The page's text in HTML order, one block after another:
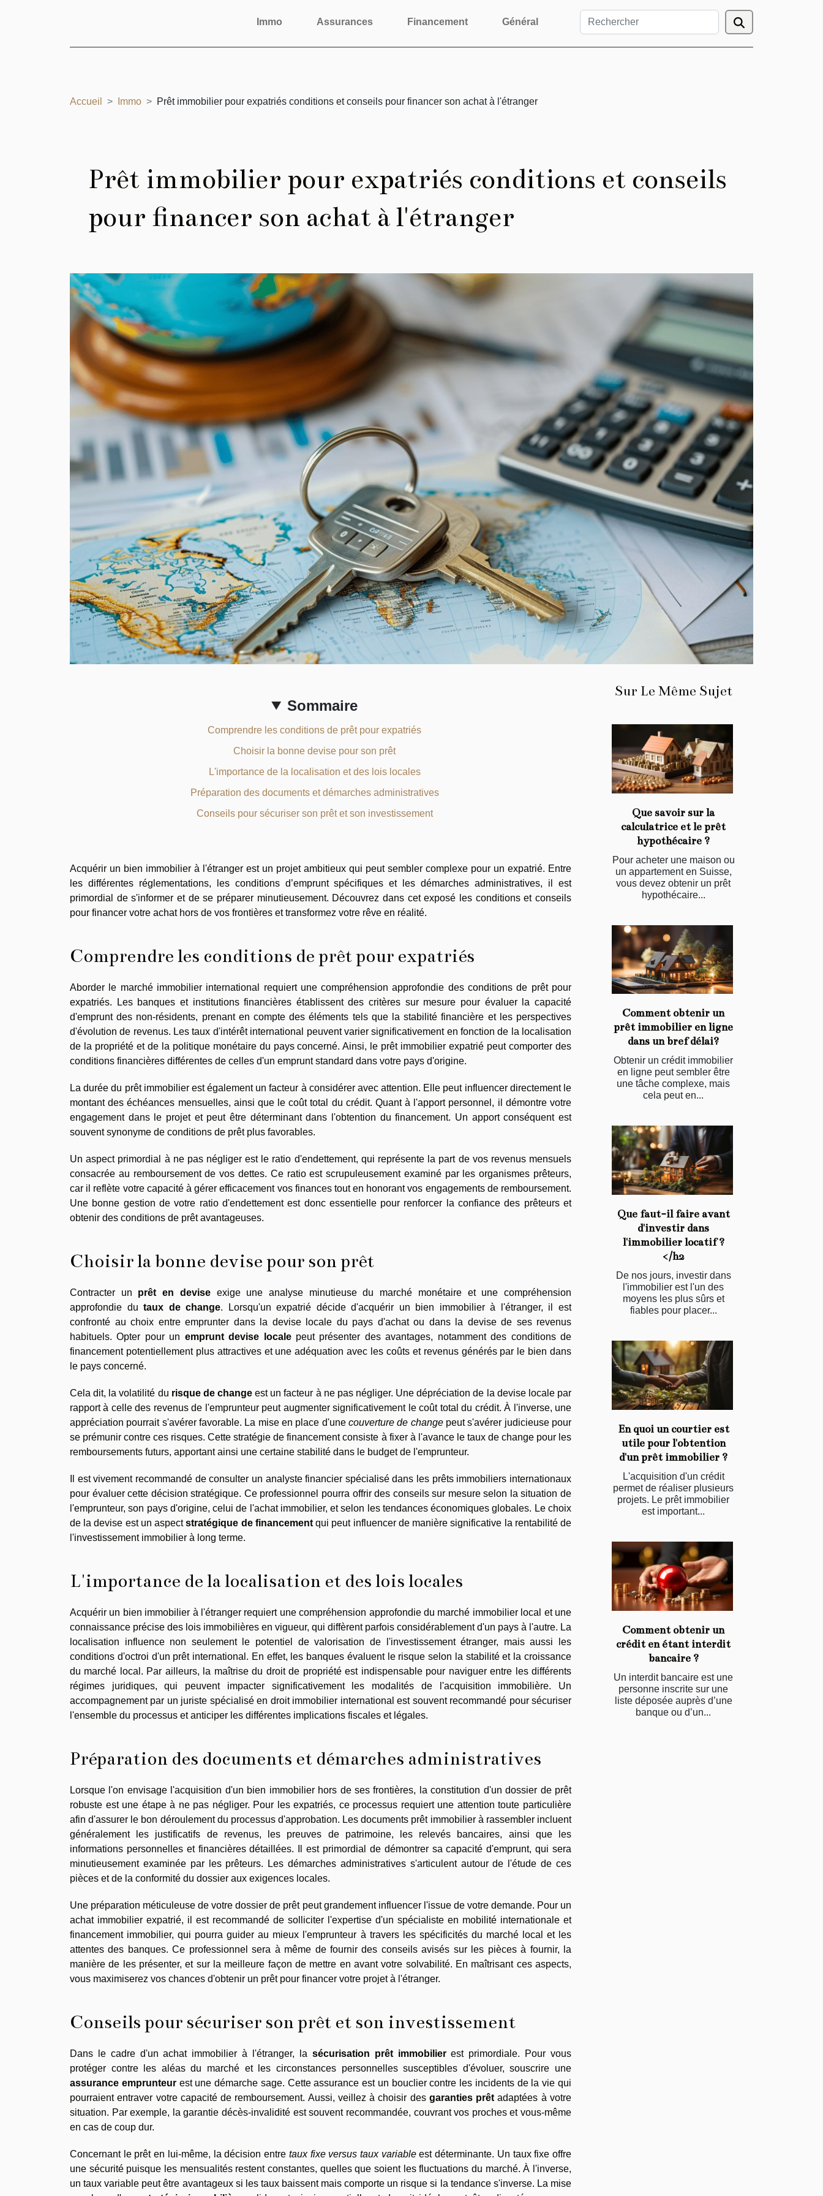
Immo Assurances Financement Général
Accueil Immo Prêt immobilier pour expatriés conditions et conseils pour financer son achat à l'étranger
Prêt immobilier pour expatriés conditions et conseils
pour financer son achat à l'étranger
Sommaire
Comprendre les conditions de prêt pour expatriés
Choisir la bonne devise pour son prêt
L'importance de la localisation et des lois locales
Préparation des documents et démarches administratives
Conseils pour sécuriser son prêt et son investissement
Acquérir un bien immobilier à l'étranger est un projet ambitieux qui peut sembler complexe pour un expatrié. Entre
les différentes réglementations, les conditions d’emprunt spécifiques et les démarches administratives, il est
primordial de s'informer et de se préparer minutieusement. Découvrez dans cet exposé les conditions et conseils
pour financer votre achat hors de vos frontières et transformez votre rêve en réalité.
Comprendre les conditions de prêt pour expatriés
Aborder le marché immobilier international requiert une compréhension approfondie des conditions de prêt pour
expatriés. Les banques et institutions financières établissent des critères sur mesure pour évaluer la capacité
d'emprunt des non-résidents, prenant en compte des éléments tels que la stabilité financière et les perspectives
d'évolution de revenus. Les taux d'intérêt international peuvent varier significativement en fonction de la localisation
de la propriété et de la politique monétaire du pays concerné. Ainsi, le prêt immobilier expatrié peut comporter des
conditions financières différentes de celles d'un emprunt standard dans votre pays d'origine.
La durée du prêt immobilier est également un facteur à considérer avec attention. Elle peut influencer directement le
montant des échéances mensuelles, ainsi que le coût total du crédit. Quant à l'apport personnel, il démontre votre
engagement dans le projet et peut être déterminant dans l'obtention du financement. Un apport conséquent est
souvent synonyme de conditions de prêt plus favorables.
Un aspect primordial à ne pas négliger est le ratio d'endettement, qui représente la part de vos revenus mensuels
consacrée au remboursement de vos dettes. Ce ratio est scrupuleusement examiné par les organismes prêteurs,
car il reflète votre capacité à gérer efficacement vos finances tout en honorant vos engagements de remboursement.
Une bonne gestion de votre ratio d'endettement est donc essentielle pour renforcer la confiance des prêteurs et
obtenir des conditions de prêt avantageuses.
Choisir la bonne devise pour son prêt
Contracter un prêt en deviseexige une analyse minutieuse du marché monétaire et une compréhension
approfondie dutaux de change. Lorsqu'un expatrié décide d'acquérir un bien immobilier à l'étranger, il est
confronté au choix entre emprunter dans la devise locale du pays d'achat ou dans la devise de ses revenus
habituels. Opter pour un emprunt devise localepeut présenter des avantages, notamment des conditions de
financement potentiellement plus attractives et une adéquation avec les coûts et revenus générés par le bien dans
le pays concerné.
Cela dit, la volatilité du risque de change est un facteur à ne pas négliger. Une dépréciation de la devise locale par
rapport à celle des revenus de l'emprunteur peut augmenter significativement le coût total du crédit. À l'inverse, une
appréciation pourrait s'avérer favorable. La mise en place d'une couverture de changepeut s'avérer judicieuse pour
se prémunir contre ces risques. Cette stratégie de financement consiste à fixer à l'avance le taux de change pour les
remboursements futurs, apportant ainsi une certaine stabilité dans le budget de l'emprunteur.
Il est vivement recommandé de consulter un analyste financier spécialisé dans les prêts immobiliers internationaux
pour évaluer cette décision stratégique. Ce professionnel pourra offrir des conseils sur mesure selon la situation de
l'emprunteur, son pays d'origine, celui de l'achat immobilier, et selon les tendances économiques globales. Le choix
de la devise est un aspectstratégique de financementqui peut influencer de manière significative la rentabilité de
l'investissement immobilier à long terme.
L'importance de la localisation et des lois locales
Acquérir un bien immobilier à l'étranger requiert une compréhension approfondie du marché immobilier local et une
connaissance précise des lois immobilières en vigueur, qui diffèrent parfois considérablement d'un pays à l'autre. La
localisation influence non seulement le potentiel de valorisation de l'investissement étranger, mais aussi les
conditions d'octroi d'un prêt international. En effet, les banques évaluent le risque selon la stabilité et la croissance
du marché local. Par ailleurs, la maîtrise du droit de propriété est indispensable pour naviguer entre les différents
régimes juridiques, qui peuvent impacter significativement les modalités de l'acquisition immobilière. Un
accompagnement par un juriste spécialisé en droit immobilier international est souvent recommandé pour sécuriser
l'ensemble du processus et anticiper les différentes implications fiscales et légales.
Préparation des documents et démarches administratives
Lorsque l'on envisage l'acquisition d'un bien immobilier hors de ses frontières, la constitution d'un dossier de prêt
robuste est une étape à ne pas négliger. Pour les expatriés, ce processus requiert une attention toute particulière
afin d'assurer le bon déroulement du processus d'approbation. Les documents prêt immobilier à rassembler incluent
généralement les justificatifs de revenus, les preuves de patrimoine, les relevés bancaires, ainsi que les
informations personnelles et financières détaillées. Il est primordial de démontrer sa capacité d'emprunt, qui sera
minutieusement examinée par les prêteurs. Les démarches administratives s'articulent autour de l'étude de ces
pièces et de la conformité du dossier aux exigences locales.
Une préparation méticuleuse de votre dossier de prêt peut grandement influencer l'issue de votre demande. Pour un
achat immobilier expatrié, il est recommandé de solliciter l'expertise d'un spécialiste en mobilité internationale et
financement immobilier, qui pourra guider au mieux l'emprunteur à travers les spécificités du marché local et les
attentes des banques. Ce professionnel sera à même de fournir des conseils avisés sur les pièces à fournir, la
manière de les présenter, et sur la meilleure façon de mettre en avant votre solvabilité. En maîtrisant ces aspects,
vous maximiserez vos chances d'obtenir un prêt pour financer votre projet à l'étranger.
Conseils pour sécuriser son prêt et son investissement
Dans le cadre d'un achat immobilier à l'étranger, la sécurisation prêt immobilierest primordiale. Pour vous
protéger contre les aléas du marché et les circonstances personnelles susceptibles d'évoluer, souscrire une
assurance emprunteurest une démarche sage. Cette assurance est un bouclier contre les incidents de la vie qui
pourraient entraver votre capacité de remboursement. Aussi, veillez à choisir des garanties prêt adaptées à votre
situation. Par exemple, la garantie décès-invalidité est souvent recommandée, couvrant vos proches et vous-même
en cas de coup dur.
Concernant le prêt en lui-même, la décision entre taux fixe versus taux variableest déterminante. Un taux fixe offre
une sécurité puisque les mensualités restent constantes, quelles que soient les fluctuations du marché. À l'inverse,
un taux variable peut être avantageux si les taux baissent mais comporte un risque si la tendance s'inverse. La mise
Sur Le Même Sujet
Que savoir sur la
calculatrice et le prêt
hypothécaire ?
Pour acheter une maison ou
un appartement en Suisse,
vous devez obtenir un prêt
hypothécaire...
Comment obtenir un
prêt immobilier en ligne
dans un bref délai?
Obtenir un crédit immobilier
en ligne peut sembler être
une tâche complexe, mais
cela peut en...
Que faut-il faire avant
d'investir dans
l'immobilier locatif ?
</h2
De nos jours, investir dans
l'immobilier est l'un des
moyens les plus sûrs et
fiables pour placer...
En quoi un courtier est
utile pour l'obtention
d'un prêt immobilier ?
L'acquisition d'un crédit
permet de réaliser plusieurs
projets. Le prêt immobilier
est important...
Comment obtenir un
crédit en étant interdit
bancaire ?
Un interdit bancaire est une
personne inscrite sur une
liste déposée auprès d’une
banque ou d’un...